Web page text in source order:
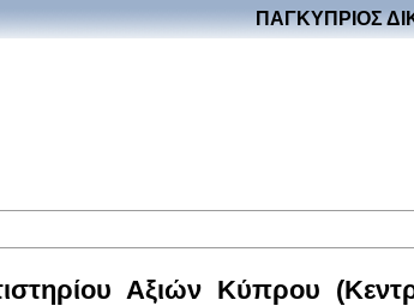
ΠΑΓΚΥΠΡΙΟΣ
Αξιών Κύπρου